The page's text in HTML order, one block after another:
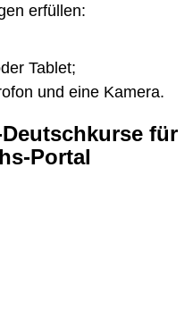
erfüllen:
Tablet;
und eine Kamera.
für
Portal